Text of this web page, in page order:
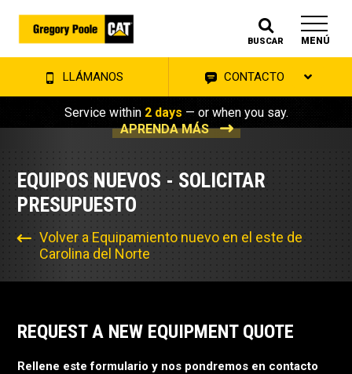
BUSCAR MENÚ
LLÁMANOS CONTACTO
Service within 2 days — or when you say.
APRENDA MÁS
EQUIPOS NUEVOS - SOLICITAR
PRESUPUESTO
Volver a Equipamiento nuevo en el este de
Carolina del Norte
REQUEST A NEW EQUIPMENT QUOTE
Rellene este formulario y nos pondremos en contacto